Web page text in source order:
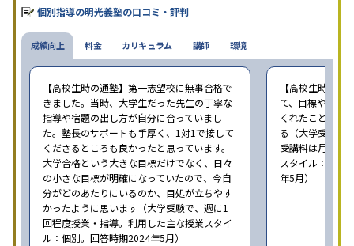
個別指導の明光義塾の口コミ・評判
成績向上
【高校生時の通塾】第一志望校に無事合格で
きました。当時、大学生だった先生の丁寧な
指導や宿題の出し方が自分に合っていまし
た。塾長のサポートも手厚く、1対1で接して
くださるところも良かったと思っています。
大学合格という大きな目標だけでなく、日々
の小さな目標が明確になっていたので、今自
分がどのあたりにいるのか、目処が立ちやす
かったように思います（大学受験で、週に1
回程度授業・指導。利用した主な授業スタイ
ル：個別。回答時期2024年5月）
【高校生時の通
て、目標や勉強
くれたことが、
る（大学受験で
受講料は月
スタイル：個別
年5月）
料金 カリキュラム 講師 環境